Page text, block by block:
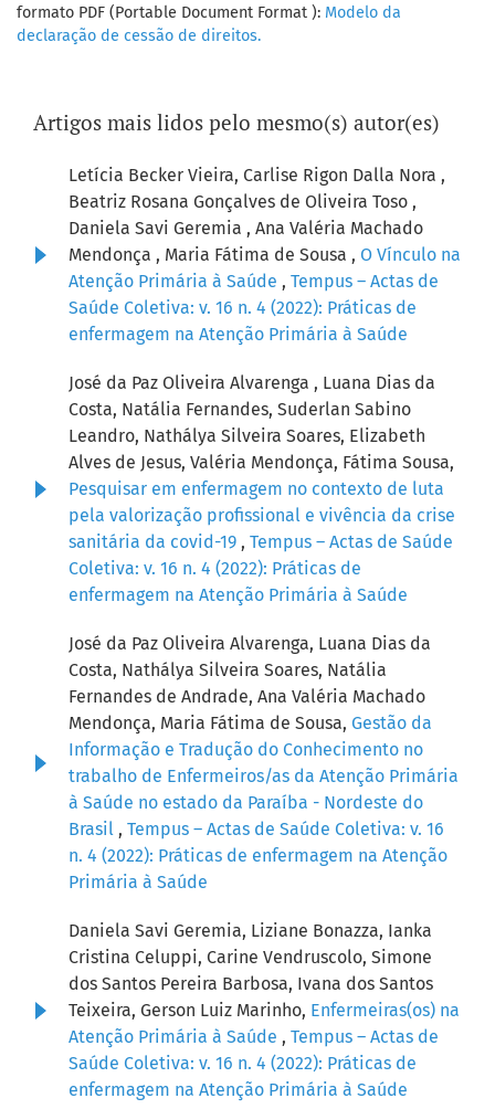
formato PDF (Portable Document Format ): Modelo da
declaração de cessão de direitos.
Artigos mais lidos pelo mesmo(s) autor(es)
Letícia Becker Vieira, Carlise Rigon Dalla Nora ,
Beatriz Rosana Gonçalves de Oliveira Toso ,
Daniela Savi Geremia , Ana Valéria Machado
Mendonça , Maria Fátima de Sousa , O Vínculo na
Atenção Primária à Saúde , Tempus – Actas de
Saúde Coletiva: v. 16 n. 4 (2022): Práticas de
enfermagem na Atenção Primária à Saúde
José da Paz Oliveira Alvarenga , Luana Dias da
Costa, Natália Fernandes, Suderlan Sabino
Leandro, Nathálya Silveira Soares, Elizabeth
Alves de Jesus, Valéria Mendonça, Fátima Sousa,
Pesquisar em enfermagem no contexto de luta
pela valorização profissional e vivência da crise
sanitária da covid-19 , Tempus – Actas de Saúde
Coletiva: v. 16 n. 4 (2022): Práticas de
enfermagem na Atenção Primária à Saúde
José da Paz Oliveira Alvarenga, Luana Dias da
Costa, Nathálya Silveira Soares, Natália
Fernandes de Andrade, Ana Valéria Machado
Mendonça, Maria Fátima de Sousa, Gestão da
Informação e Tradução do Conhecimento no
trabalho de Enfermeiros/as da Atenção Primária
à Saúde no estado da Paraíba - Nordeste do
Brasil , Tempus – Actas de Saúde Coletiva: v. 16
n. 4 (2022): Práticas de enfermagem na Atenção
Primária à Saúde
Daniela Savi Geremia, Liziane Bonazza, Ianka
Cristina Celuppi, Carine Vendruscolo, Simone
dos Santos Pereira Barbosa, Ivana dos Santos
Teixeira, Gerson Luiz Marinho, Enfermeiras(os) na
Atenção Primária à Saúde , Tempus – Actas de
Saúde Coletiva: v. 16 n. 4 (2022): Práticas de
enfermagem na Atenção Primária à Saúde